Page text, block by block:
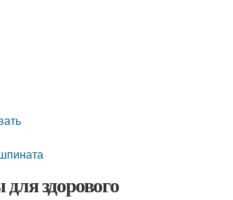
здорового